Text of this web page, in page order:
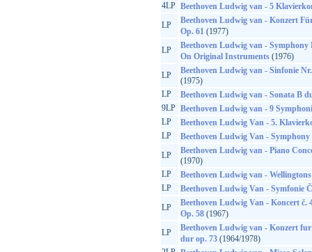
4LP Beethoven Ludwig van - 5
LP
Beethoven Ludwig van - Konzert
Op. 61(1977)
LP
Beethoven Ludwig van -
On Original Instruments(1976)
LP
Beethoven Ludwig van - Sinfonie
(1975)
LP
Beethoven Ludwig van - Sonata B
9LP Beethoven Ludwig van - 9
LP
Beethoven Ludwig Van - 5.
LP
Beethoven Ludwig Van - Symphony
LP
Beethoven Ludwig van - Piano
(1970)
LP
Beethoven Ludwig van - Wellingtons
LP
Beethoven Ludwig Van - Symfonie
LP
Beethoven Ludwig Van - Koncert
Op. 58(1967)
LP
Beethoven Ludwig van - Konzert
dur op. 73(1964/1978)